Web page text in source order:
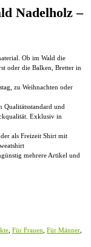
Nadelholz –
Ob im Wald die
oder die Balken, Bretter in
zu Weihnachten oder
Qualitätsstandard und
Exklusiv in
als Freizeit Shirt mit
mehrere Artikel und
Für Frauen Für Männer